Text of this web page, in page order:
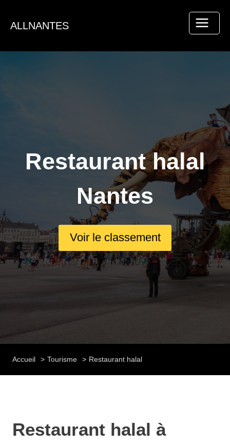
contenu
ALLNANTES
Restaurant halal
Nantes
Voir le classement
Accueil Tourisme Restaurant halal
Restaurant halal à